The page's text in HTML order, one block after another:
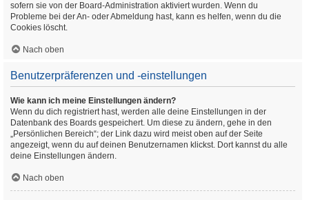
sofern sie von der Board-Administration aktiviert wurden. Wenn du
Probleme bei der An- oder Abmeldung hast, kann es helfen, wenn du die
Cookies löscht.
Nach oben
Benutzerpräferenzen und -einstellungen
Wie kann ich meine Einstellungen ändern?
Wenn du dich registriert hast, werden alle deine Einstellungen in der
Datenbank des Boards gespeichert. Um diese zu ändern, gehe in den
„Persönlichen Bereich“; der Link dazu wird meist oben auf der Seite
angezeigt, wenn du auf deinen Benutzernamen klickst. Dort kannst du alle
deine Einstellungen ändern.
Nach oben